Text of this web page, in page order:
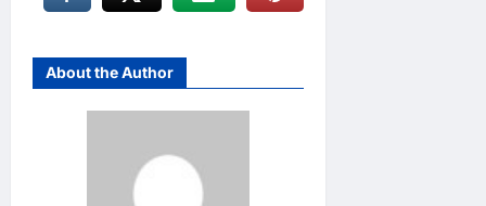
About the Author